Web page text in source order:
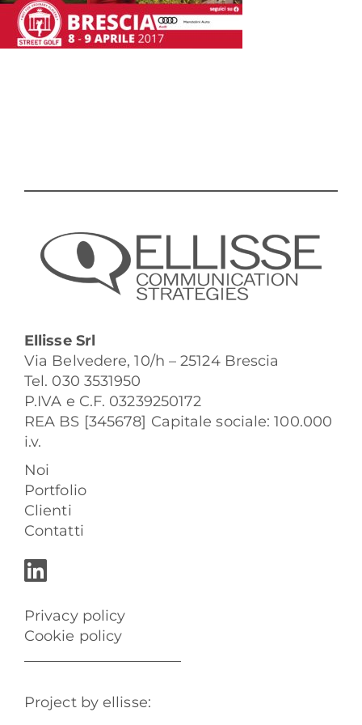
Ellisse Srl
Via Belvedere, 10/h – 25124 Brescia
Tel. 030 3531950
P.IVA e C.F. 03239250172
REA BS [345678] Capitale sociale: 100.000
i.v.
Noi
Portfolio
Clienti
Contatti
Privacy policy
Cookie policy
Project by ellisse: